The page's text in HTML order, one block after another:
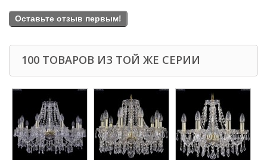
Оставьте отзыв первым!
100 ТОВАРОВ ИЗ ТОЙ ЖЕ СЕРИИ